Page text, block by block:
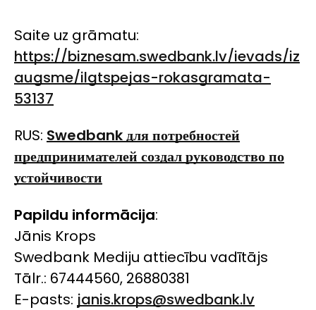
Saite uz grāmatu:
https://biznesam.swedbank.lv/ievads/iz
augsme/ilgtspejas-rokasgramata-
53137
RUS: Swedbank для потребностей
предпринимателей создал руководство по
устойчивости
Papildu informācija:
Jānis Krops
Swedbank Mediju attiecību vadītājs
Tālr.: 67444560, 26880381
E-pasts: janis.krops@swedbank.lv